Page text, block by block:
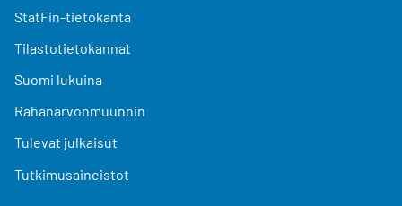
StatFin-tietokanta
Tilastotietokannat
Suomi lukuina
Rahanarvonmuunnin
Tulevat julkaisut
Tutkimusaineistot